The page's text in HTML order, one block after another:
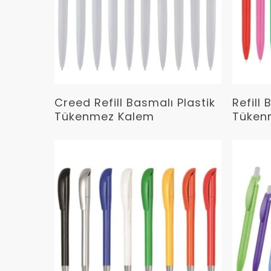
Devamını Oku
Creed Refill Basmalı Plastik
Tükenmez Kalem
Refill